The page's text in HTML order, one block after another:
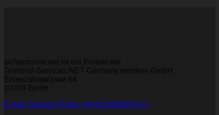
sicheronline.net ist ein Projekt der
Terminal-Services.NET Germany vendere GmbH
Eisenzahnstrasse 64
10709 Berlin
E-mail Support-Ticket +49-30-6098878-10